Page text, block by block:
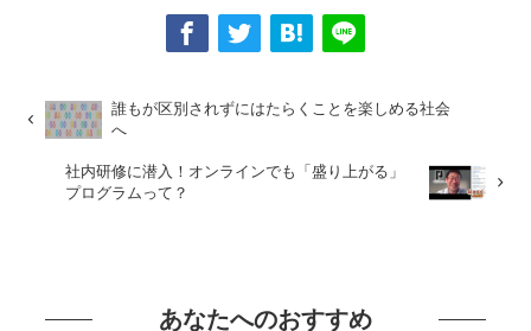
誰もが区別されずにはたらくことを楽しめる社会
へ
社内研修に潜入！オンラインでも「盛り上がる」
プログラムって？
あなたへのおすすめ